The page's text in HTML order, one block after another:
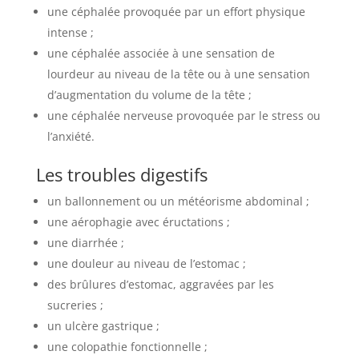
une céphalée provoquée par un effort physique
intense ;
une céphalée associée à une sensation de
lourdeur au niveau de la tête ou à une sensation
d’augmentation du volume de la tête ;
une céphalée nerveuse provoquée par le stress ou
l’anxiété.
Les troubles digestifs
un ballonnement ou un météorisme abdominal ;
une aérophagie avec éructations ;
une diarrhée ;
une douleur au niveau de l’estomac ;
des brûlures d’estomac, aggravées par les
sucreries ;
un ulcère gastrique ;
une colopathie fonctionnelle ;